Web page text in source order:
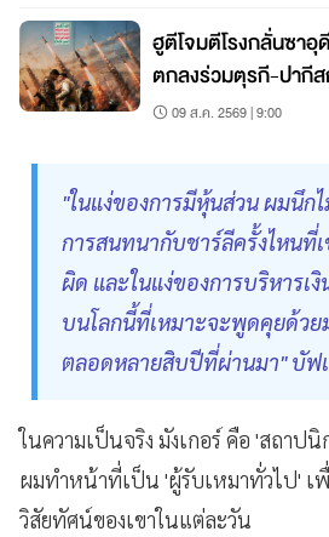
ฮูตีโจมตีโรงกลั่นซาอุ
ตกลงร่วมตุรกี-ปากี
09 ส.ค. 2569 | 9:00
"ในแง่ของการมีหุ้นส่วน ผมนึก
การสนทนากับชาร์ลีครั้งไหนที่
ผิด และในแง่ของการบริหารเ
บนโลกนี้ที่เหมาะจะพูดคุยด้วย
ตลอดหลายสิบปีที่ผ่านมา" บัฟ
ในความเป็นจริง มังเกอร์ คือ 'สถาป
ผมทำหน้าที่เป็น 'ผู้รับเหมาทั่วไป' เพื่
วิสัยทัศน์ของเขาในแต่ละวัน